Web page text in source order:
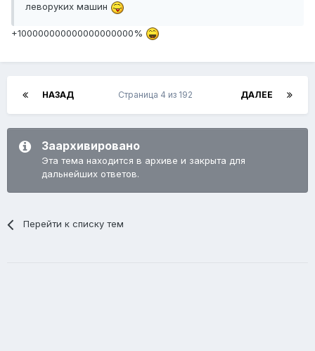
леворуких машин
+100000000000000000000%
НАЗАД ДАЛЕЕ
Страница 4 из 192
Заархивировано
Эта тема находится в архиве и закрыта для
дальнейших ответов.
Перейти к списку тем